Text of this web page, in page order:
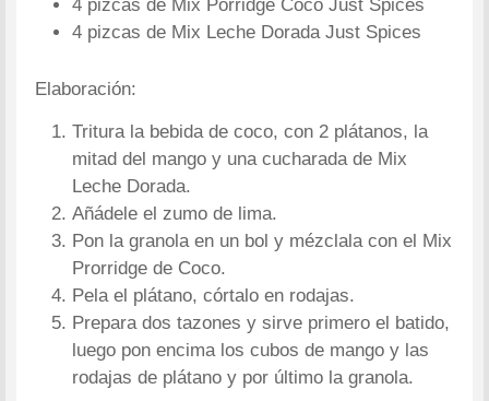
4 pizcas de Mix Porridge Coco Just Spices
4 pizcas de Mix Leche Dorada Just Spices
Elaboración:
Tritura la bebida de coco, con 2 plátanos, la
mitad del mango y una cucharada de Mix
Leche Dorada.
Añádele el zumo de lima.
Pon la granola en un bol y mézclala con el Mix
Prorridge de Coco.
Pela el plátano, córtalo en rodajas.
Prepara dos tazones y sirve primero el batido,
luego pon encima los cubos de mango y las
rodajas de plátano y por último la granola.